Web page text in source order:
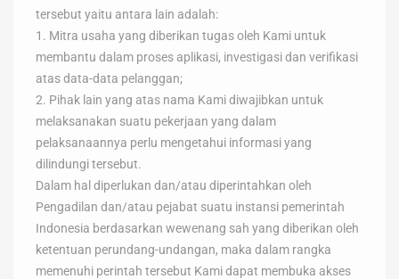
tersebut yaitu antara lain adalah:
1. Mitra usaha yang diberikan tugas oleh Kami untuk
membantu dalam proses aplikasi, investigasi dan verifikasi
atas data-data pelanggan;
2. Pihak lain yang atas nama Kami diwajibkan untuk
melaksanakan suatu pekerjaan yang dalam
pelaksanaannya perlu mengetahui informasi yang
dilindungi tersebut.
Dalam hal diperlukan dan/atau diperintahkan oleh
Pengadilan dan/atau pejabat suatu instansi pemerintah
Indonesia berdasarkan wewenang sah yang diberikan oleh
ketentuan perundang-undangan, maka dalam rangka
memenuhi perintah tersebut Kami dapat membuka akses